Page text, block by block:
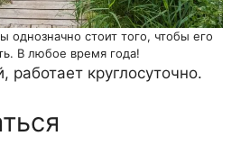
однозначно стоит того, чтобы его
В любое время года!
работает круглосуточно.